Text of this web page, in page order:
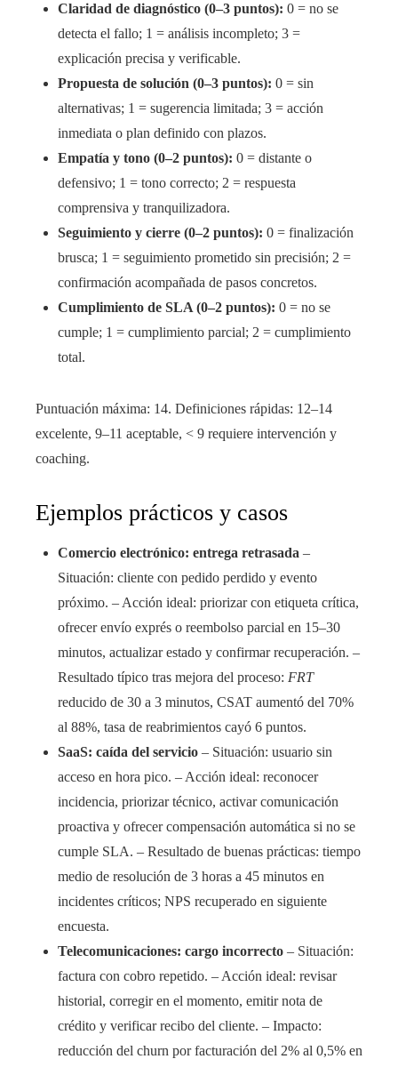
Claridad de diagnóstico (0–3 puntos): 0 = no se
detecta el fallo; 1 = análisis incompleto; 3 =
explicación precisa y verificable.
Propuesta de solución (0–3 puntos): 0 = sin
alternativas; 1 = sugerencia limitada; 3 = acción
inmediata o plan definido con plazos.
Empatía y tono (0–2 puntos): 0 = distante o
defensivo; 1 = tono correcto; 2 = respuesta
comprensiva y tranquilizadora.
Seguimiento y cierre (0–2 puntos): 0 = finalización
brusca; 1 = seguimiento prometido sin precisión; 2 =
confirmación acompañada de pasos concretos.
Cumplimiento de SLA (0–2 puntos): 0 = no se
cumple; 1 = cumplimiento parcial; 2 = cumplimiento
total.
Puntuación máxima: 14. Definiciones rápidas: 12–14
excelente, 9–11 aceptable, < 9 requiere intervención y
coaching.
Ejemplos prácticos y casos
Comercio electrónico: entrega retrasada –
Situación: cliente con pedido perdido y evento
próximo. – Acción ideal: priorizar con etiqueta crítica,
ofrecer envío exprés o reembolso parcial en 15–30
minutos, actualizar estado y confirmar recuperación. –
Resultado típico tras mejora del proceso: FRT
reducido de 30 a 3 minutos, CSAT aumentó del 70%
al 88%, tasa de reabrimientos cayó 6 puntos.
SaaS: caída del servicio – Situación: usuario sin
acceso en hora pico. – Acción ideal: reconocer
incidencia, priorizar técnico, activar comunicación
proactiva y ofrecer compensación automática si no se
cumple SLA. – Resultado de buenas prácticas: tiempo
medio de resolución de 3 horas a 45 minutos en
incidentes críticos; NPS recuperado en siguiente
encuesta.
Telecomunicaciones: cargo incorrecto – Situación:
factura con cobro repetido. – Acción ideal: revisar
historial, corregir en el momento, emitir nota de
crédito y verificar recibo del cliente. – Impacto:
reducción del churn por facturación del 2% al 0,5% en